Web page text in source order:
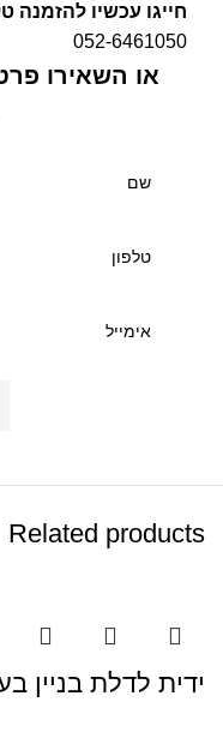
חייגו עכשיו להזמנה
052-6461050
או השאירו
Related products
ידית לדלת בניין